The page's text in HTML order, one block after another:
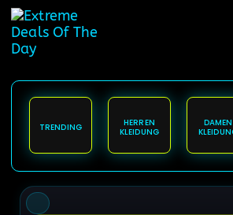
springen
TRENDING
HERREN
KLEIDUNG
DAMEN